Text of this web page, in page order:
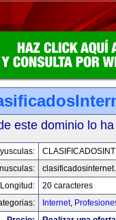
este dominio lo
Longitud:
20 caracteres
Internet,